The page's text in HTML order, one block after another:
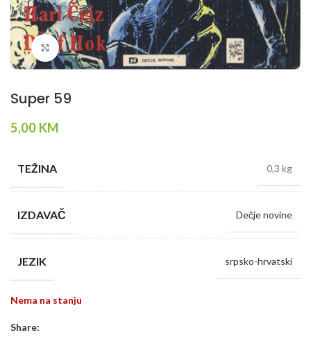
Klikni da povečaš
Super 59
5,00 KM
TEŽINA 0,3 kg
IZDAVAČ Dečje novine
JEZIK srpsko-hrvatski
Nema na stanju
Share: